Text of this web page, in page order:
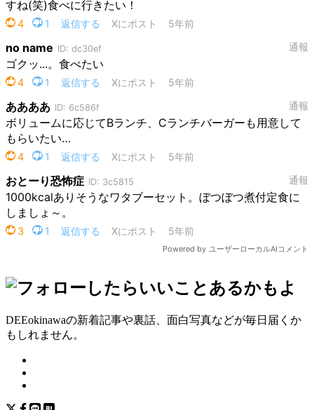
DEEokinawaの新着記事や裏話、面白写真などが毎日届くか
もしれません。